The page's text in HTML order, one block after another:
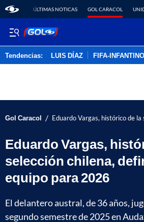
ÚLTIMAS NOTICAS GOL CARACOL
Tendencias: LUIS DÍAZ FIFA-INFANTINO
Gol Caracol / Eduardo Vargas, histórico de
Eduardo Vargas,
selección chilena,
equipo para 2026
El delantero austral, de 36 años,
segundo semestre de 2025 en